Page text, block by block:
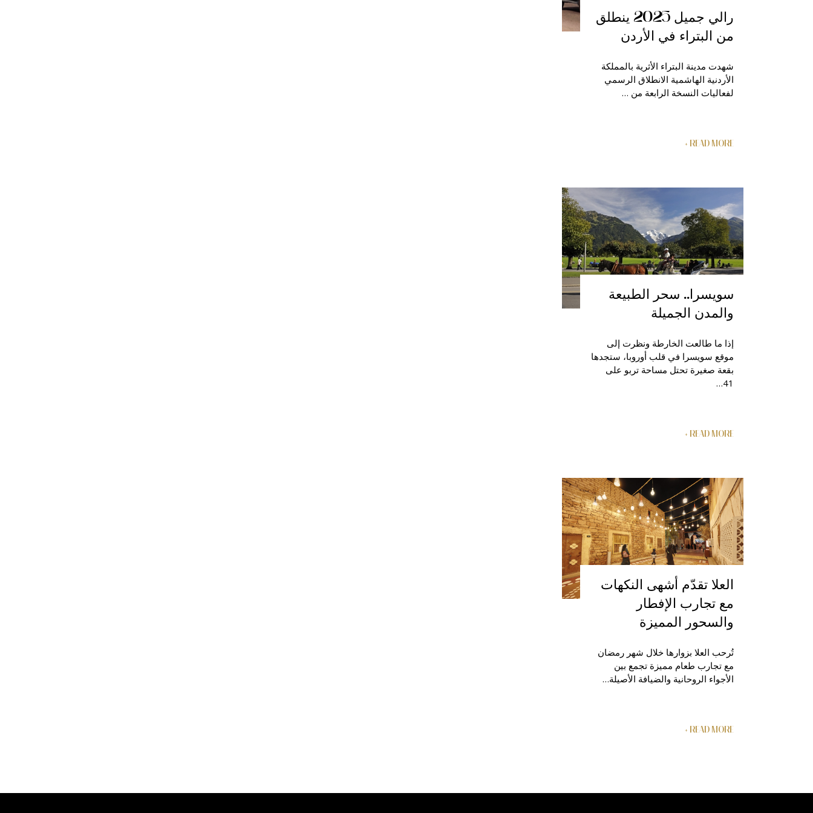
رالي جميل 2025 ينطلق
من البتراء في الأردن
شهدت مدينة البتراء الأثرية بالمملكة
الأردنية الهاشمية الانطلاق الرسمي
لفعاليات النسخة الرابعة من …
READ MORE +
سويسرا.. سحر الطبيعة
والمدن الجميلة
إذا ما طالعت الخارطة ونظرت إلى
موقع سويسرا في قلب أوروبا، ستجدها
بقعة صغيرة تحتل مساحة تربو على
41…
READ MORE +
العلا تقدّم أشهى النكهات
مع تجارب الإفطار
والسحور المميزة
تُرحب العلا بزوارها خلال شهر رمضان
مع تجارب طعام مميزة تجمع بين
الأجواء الروحانية والضيافة الأصيلة…
READ MORE +